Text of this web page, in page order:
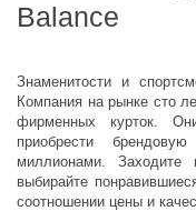
Balance
Знаменитости и
Компания на рынке сто
фирменных курток.
приобрести
миллионами.
выбирайте
соотношении цены и